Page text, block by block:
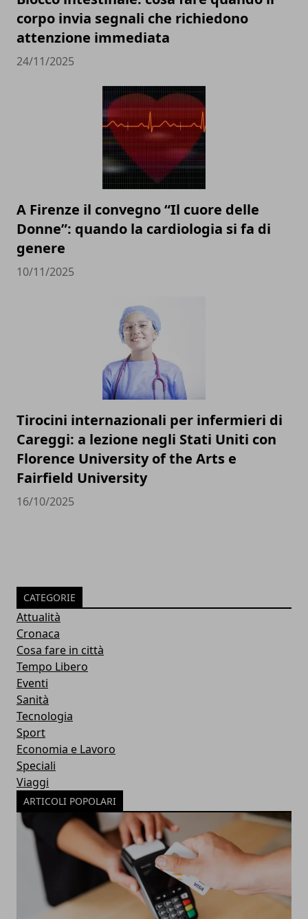
corpo invia segnali che richiedono
attenzione immediata
24/11/2025
A Firenze il convegno “Il cuore delle
Donne”: quando la cardiologia si fa di
genere
10/11/2025
Tirocini internazionali per infermieri di
Careggi: a lezione negli Stati Uniti con
Florence University of the Arts e
Fairfield University
16/10/2025
CATEGORIE
Attualità
Cronaca
Cosa fare in città
Tempo Libero
Eventi
Sanità
Tecnologia
Sport
Economia e Lavoro
Speciali
Viaggi
ARTICOLI POPOLARI